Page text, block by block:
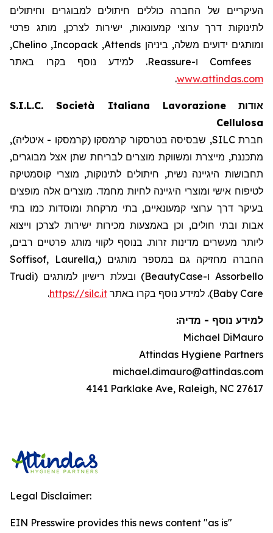
העיקריים של החברה כוללים חיתולים למבוגרים וחיתולים
לתינוקות דרך ערוצי קמעונאות, ישירות לצרכן, מותג פרטי
ומותגים ידועים משלה, ביניהן Attends
,
Incopack
,
Chelino
,
Comfees
ו-Reassure. למידע נוסף בקרו באתר
www.attindas.com
.
אודות
S.I.L.C. Società Italiana Lavorazione
Cellulosa
חברת SILC, שבסיסה בטרסקור קרמסקו (קרמסקו - איטליה),
מתכננת, מייצרת ומשווקת מוצרים לבריחת שתן אצל מבוגרים,
תחבושות היגיינה נשית, חיתולים לתינוקות, מוצרי קוסמטיקה
לטיפוח אישי ומוצרי היגיינה לחיות מחמד. מוצרים אלה מופצים
בעיקר דרך ערוצי קמעונאיים, בתי מרקחת ומוסדות כמו בתי
אבות ובתי חולים, וכן באמצעות מכירות ישירות לצרכן וייצוא
ליותר מעשרים מדינות זרות. בנוסף לקווי מותג פרטיים רבים,
החברה מחזיקה גם במספר מותגים (Soffisof, Laurella,
Assorbello ו-BeautyCase) ובעלת רישיון למותגים (Trudi
Baby Care). למידע נוסף בקרו באתר
https://silc.it
.
למידע נוסף - מדיה:
Michael DiMauro
Attindas Hygiene Partners
michael.dimauro@attindas.com
4141 Parklake Ave, Raleigh, NC 27617
Legal Disclaimer:
EIN Presswire provides this news content "as is"